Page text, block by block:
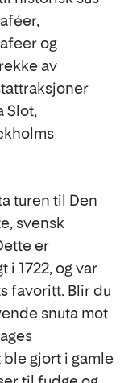
og
av
Slot,
turen til Den
svensk
er
i 1722, og var
favoritt. Blir du
snuta mot
gjort i gamle